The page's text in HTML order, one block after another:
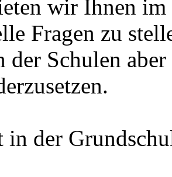
wir Ihnen
Fragen zu
der Schulen
in der